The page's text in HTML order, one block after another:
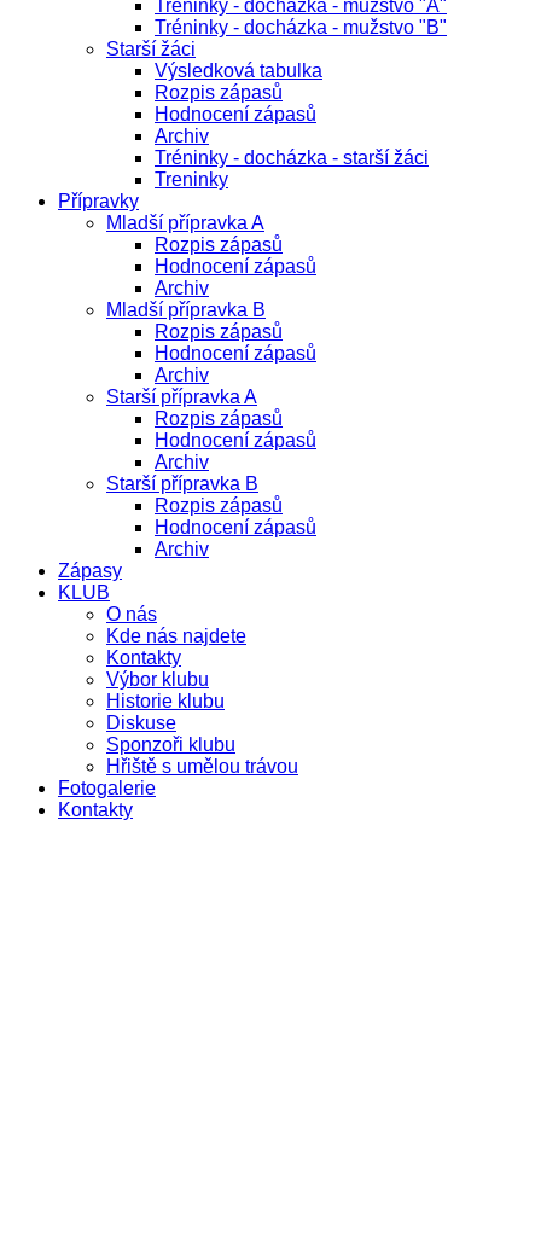
Tréninky - docházka - mužstvo "A"
Tréninky - docházka - mužstvo "B"
Starší žáci
Výsledková tabulka
Rozpis zápasů
Hodnocení zápasů
Archiv
Tréninky - docházka - starší žáci
Treninky
Přípravky
Mladší přípravka A
Rozpis zápasů
Hodnocení zápasů
Archiv
Mladší přípravka B
Rozpis zápasů
Hodnocení zápasů
Archiv
Starší přípravka A
Rozpis zápasů
Hodnocení zápasů
Archiv
Starší přípravka B
Rozpis zápasů
Hodnocení zápasů
Archiv
Zápasy
KLUB
O nás
Kde nás najdete
Kontakty
Výbor klubu
Historie klubu
Diskuse
Sponzoři klubu
Hřiště s umělou trávou
Fotogalerie
Kontakty